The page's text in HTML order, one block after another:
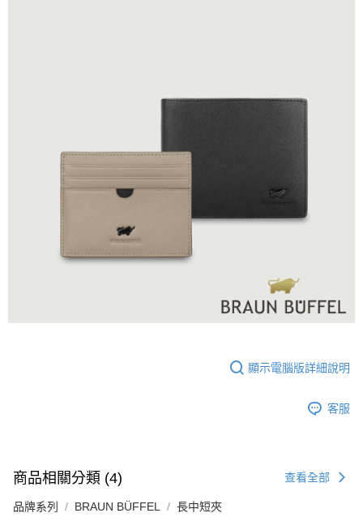
顯示電腦版詳細說明
客服
商品相關分類 (4) 查看全部
品牌系列 BRAUN BÜFFEL 長中短夾